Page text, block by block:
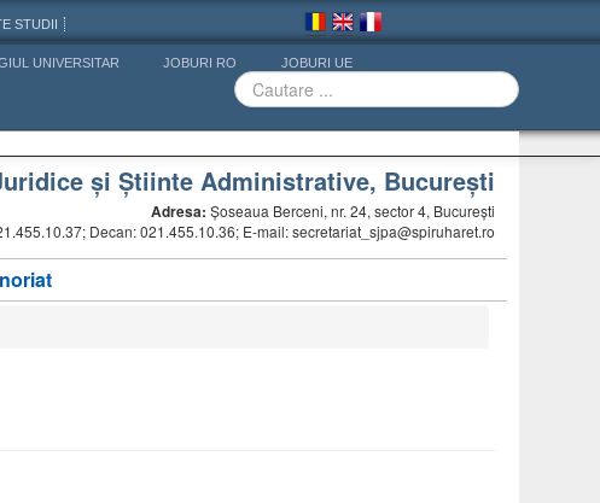
STUDII
UNIVERSITAR JOBURI RO JOBURI UE
și Știinte Administrative, Bucureşti
Adresa: Șoseaua Berceni, nr. 24, sector 4, Bucureşti
Decan: 021.455.10.36; E-mail: secretariat_sjpa@spiruharet.ro